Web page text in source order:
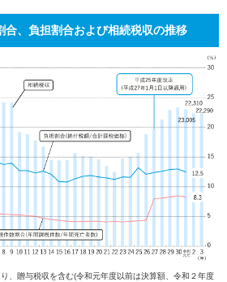
合、負担割合および相続税収の推移
、贈与税収を含む(令和元年度以前は決算額、令和２年度